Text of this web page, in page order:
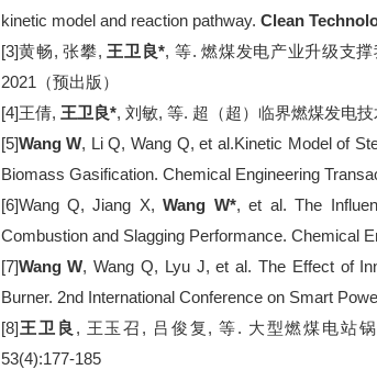
kinetic model and reaction pathway. Clean
[3]黄畅,张攀, 王卫良*, 等.燃煤发电产业升级支
2021 （预出版）
[4]王倩, 王卫良*, 刘敏, 等. 超（超）临界燃煤发电
[5]Wang W, Li Q, Wang Q, et al.Kinetic Model of
Biomass Gasification. Chemical Engineering
[6]Wang Q, Jiang X,Wang W*, et al. The
Combustion and Slagging Performance. Chemical
[7]Wang W, Wang Q, Lyu J, et al. The Effect of
Burner. 2nd International Conference on Smart
[8]王卫良 , 王玉召 , 吕俊复 ,等. 大型燃煤电站
53(4):177-185